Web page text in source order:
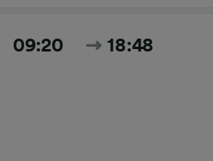
09:20 18:48